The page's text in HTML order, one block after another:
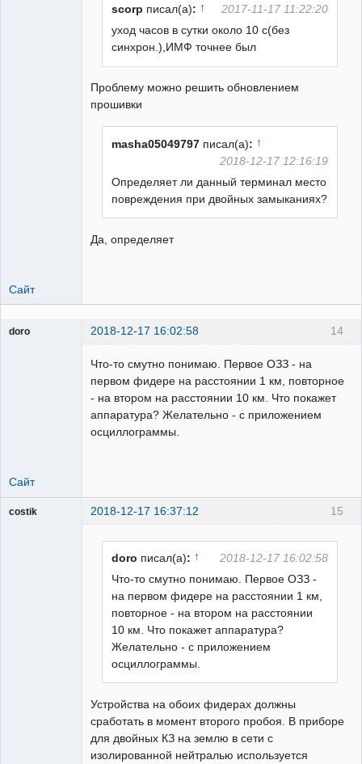
scorp писал(а): ↑
2017-11-17 11:22:20
уход часов в сутки около 10 с(без
синхрон.),ИМФ точнее был
Проблему можно решить обновлением
прошивки
masha05049797 писал(а): ↑
2018-12-17 12:16:19
Определяет ли данный терминал место
повреждения при двойных замыканиях?
Да, определяет
Сайт
14
doro 2018-12-17 16:02:58
Что-то смутно понимаю. Первое ОЗЗ - на
первом фидере на расстоянии 1 км, повторное
- на втором на расстоянии 10 км. Что покажет
аппаратура? Желательно - с приложением
осциллограммы.
Сайт
15
costik 2018-12-17 16:37:12
doro писал(а): ↑
2018-12-17 16:02:58
Что-то смутно понимаю. Первое ОЗЗ -
на первом фидере на расстоянии 1 км,
повторное - на втором на расстоянии
10 км. Что покажет аппаратура?
Желательно - с приложением
осциллограммы.
Устройства на обоих фидерах должны
сработать в момент второго пробоя. В приборе
для двойных КЗ на землю в сети с
изолированной нейтралью используется